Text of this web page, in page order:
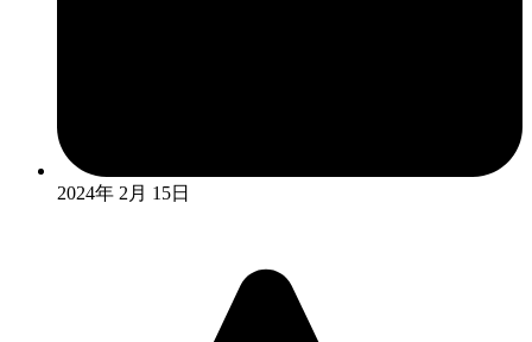
2024年 2月 15日